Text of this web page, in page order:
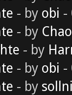
- by obi -
- by
- by
- by obi -
- by